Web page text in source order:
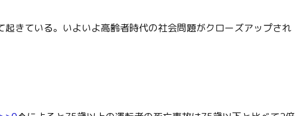
起きている。いよいよ高齢者時代の社会問題がクローズアップされ